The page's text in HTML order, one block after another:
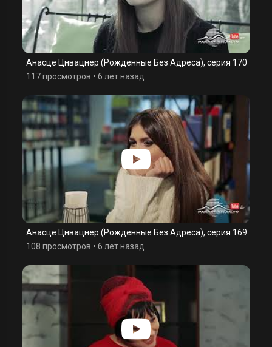
Анасце Цнвацнер (Рожденные Без Адреса), серия 170
117 просмотров • 6 лет назад
Анасце Цнвацнер (Рожденные Без Адреса), серия 169
108 просмотров • 6 лет назад